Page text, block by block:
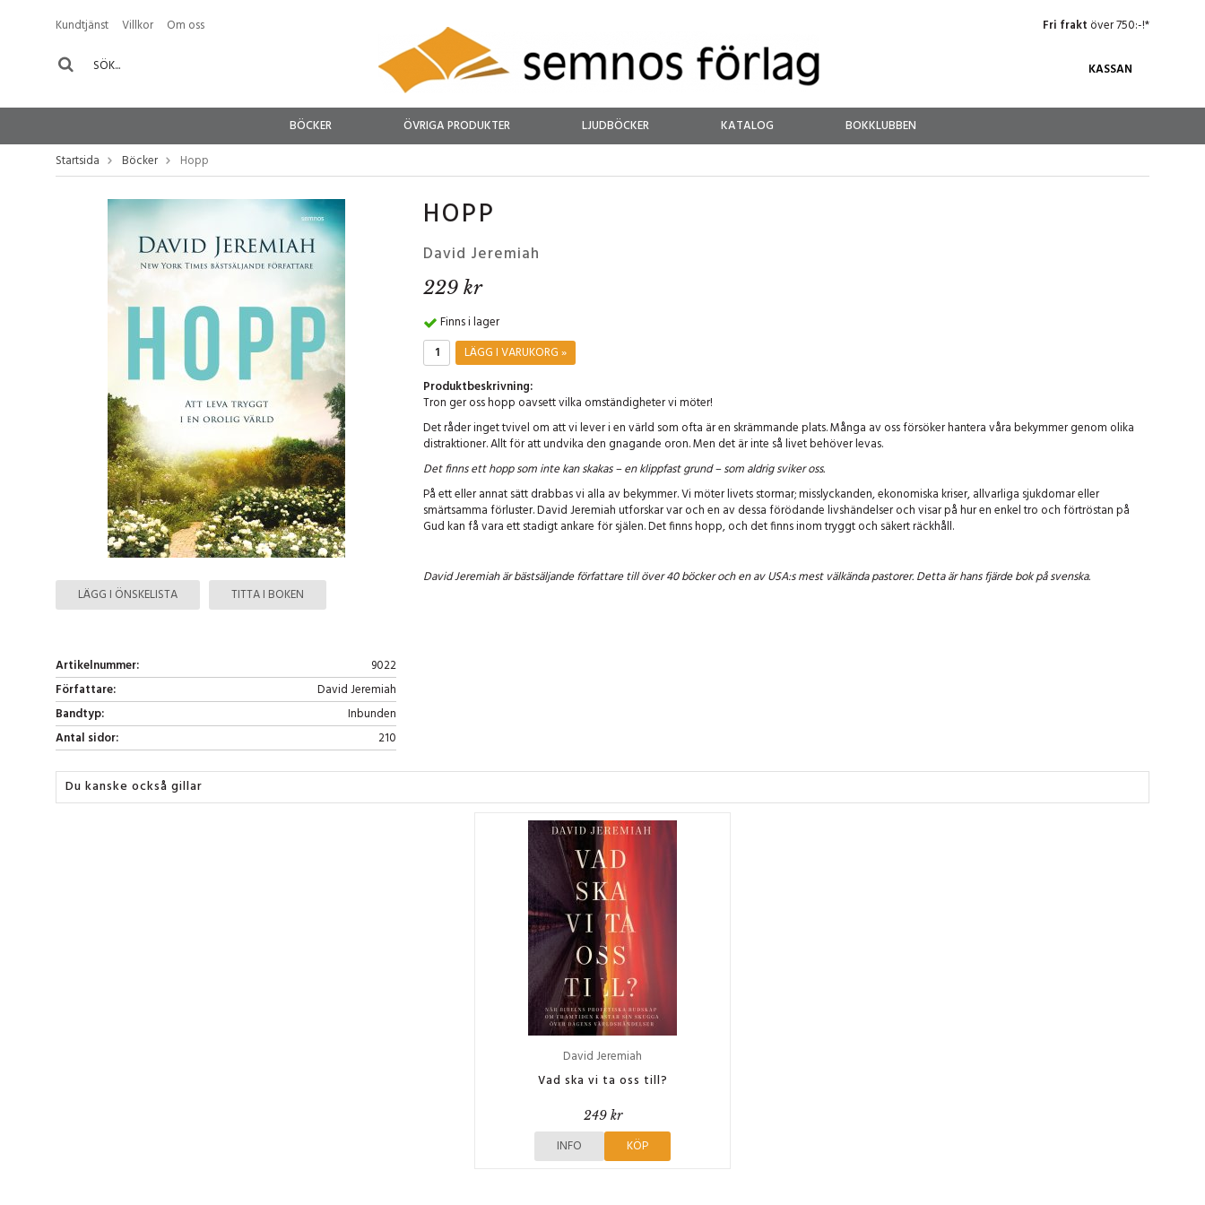
Kundtjänst Villkor Om oss Fri frakt över 750:-!*
KASSAN
BÖCKER ÖVRIGA PRODUKTER LJUDBÖCKER KATALOG
BOKKLUBBEN
Startsida
Böcker Hopp
LÄGG I ÖNSKELISTA TITTA I BOKEN
Artikelnummer:
9022
Författare:
David Jeremiah
Bandtyp:
Inbunden
Antal sidor:
210
HOPP
David Jeremiah
229 kr
Finns i lager
LÄGG I VARUKORG »
Produktbeskrivning:
Tron ger oss hopp oavsett vilka omständigheter vi möter!
Det råder inget tvivel om att vi lever i en värld som ofta är en skrämmande plats. Många av oss försöker hantera våra bekymmer genom olika
distraktioner. Allt för att undvika den gnagande oron. Men det är inte så livet behöver levas.
Det finns ett hopp som inte kan skakas – en klippfast grund – som aldrig sviker oss.
På ett eller annat sätt drabbas vi alla av bekymmer. Vi möter livets stormar; misslyckanden, ekonomiska kriser, allvarliga sjukdomar eller
smärtsamma förluster. David Jeremiah utforskar var och en av dessa förödande livshändelser och visar på hur en enkel tro och förtröstan på
Gud kan få vara ett stadigt ankare för själen. Det finns hopp, och det finns inom tryggt och säkert räckhåll.
David Jeremiah är bästsäljande författare till över 40 böcker och en av USA:s mest välkända pastorer. Detta är hans fjärde bok på svenska.
Du kanske också gillar
David Jeremiah
Vad ska vi ta oss till?
249 kr
INFO KÖP